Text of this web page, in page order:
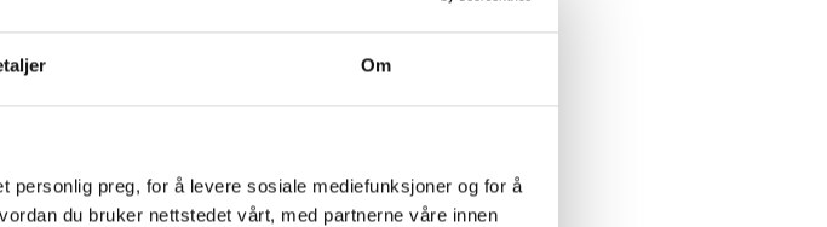
Om
preg, for å levere sosiale mediefunksjoner og for å
du bruker nettstedet vårt, med partnerne våre innen